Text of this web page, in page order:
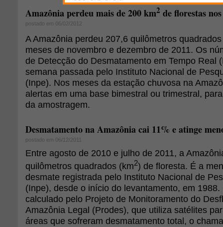
Amazônia perdeu mais de 200 km2 de florestas
postado em 06/02/2012
A Amazônia perdeu 207,6 quilômetros
meses de novembro e dezembro de 2011. Os
de Detecção do Desmatamento em Tempo Real
semana passada pelo Instituto Nacional de
(Inpe). Nos meses da estação chuvosa na
alertas em uma base bimestral ou trimestral,
da amostragem.
Desmatamento na Amazônia cai 11% e atinge
postado em 06/12/2011
Entre agosto de 2010 e julho de 2011, a
quilômetros quadrados (km2) de floresta. É a
desmate registrada pelo Instituto Nacional de
(Inpe), desde o início do levantamento, em 1988.
calculado pelo Projeto de Monitoramento do
Amazônia Legal (Prodes), que utiliza satélites
áreas que sofreram desmatamento total, o